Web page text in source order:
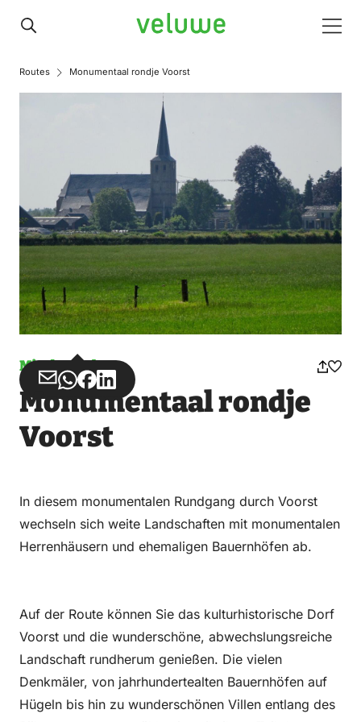
Veluwe
Routes Monumentaal rondje Voorst
Missbrauch
Teilen
über
Email
Teilen
über
WhatsApp
Teilen
auf
Facebook
Teilen
auf
LinkedIn
Monumentaal rondje
Voorst
In diesem monumentalen Rundgang durch Voorst
wechseln sich weite Landschaften mit monumentalen
Herrenhäusern und ehemaligen Bauernhöfen ab.
Auf der Route können Sie das kulturhistorische Dorf
Voorst und die wunderschöne, abwechslungsreiche
Landschaft rundherum genießen. Die vielen
Denkmäler, von jahrhundertealten Bauernhöfen auf
Hügeln bis hin zu wunderschönen Villen entlang des